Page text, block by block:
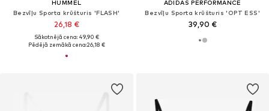
HUMMEL
Bezvīļu Sporta krūšturis 'FLASH'
26,18 €
Sākotnējā cena: 49,90 €
Pēdējā zemākā cena:26,18 €
ADIDAS PERFORMANCE
Bezvīļu Sporta krūšturis 'OPT ESS'
39,90 €